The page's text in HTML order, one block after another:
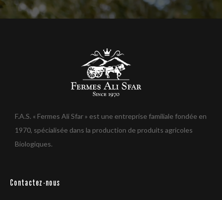
F.A.S. « Fermes Ali Sfar » est une entreprise familiale fondée en
1970, spécialisée dans la production de produits agricoles
Biologiques.
Contactez-nous